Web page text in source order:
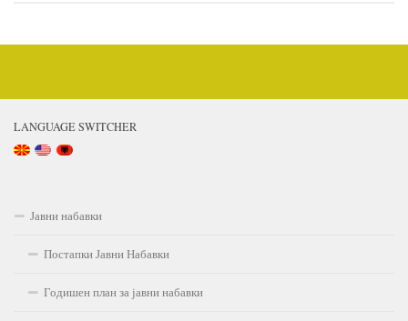
LANGUAGE SWITCHER
Јавни набавки
Постапки Јавни Набавки
Годишен план за јавни набавки